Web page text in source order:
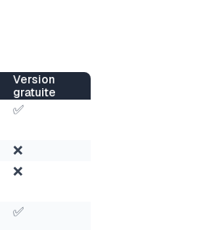
Version
gratuite
✅
❌
❌
✅